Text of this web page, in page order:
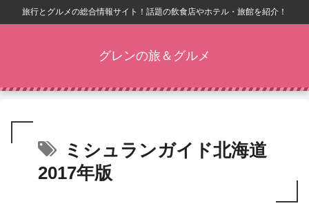
旅行とグルメの総合情報サイト！話題の飲食店やホテル・旅館を紹介！
グレンの旅＆グルメ
ミシュランガイド北海道
2017年版